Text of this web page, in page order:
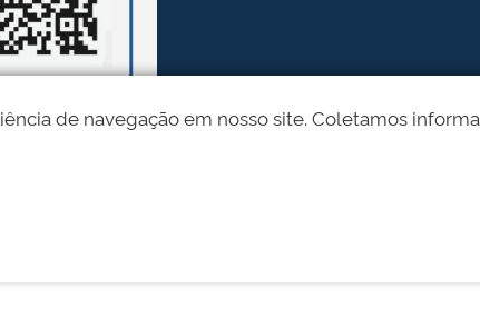
de navegação em nosso site. Coletamos